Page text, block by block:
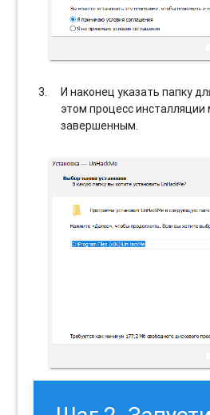
И наконец указать папку
этом процесс
завершенным.